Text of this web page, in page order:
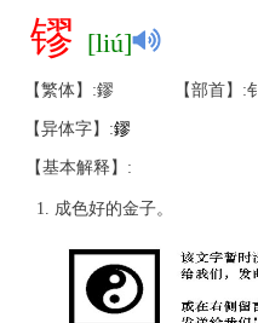
镠 [liú]
【繁体】:鏐 【部首】:钅
【异体字】:鏐
【基本解释】:
成色好的金子。